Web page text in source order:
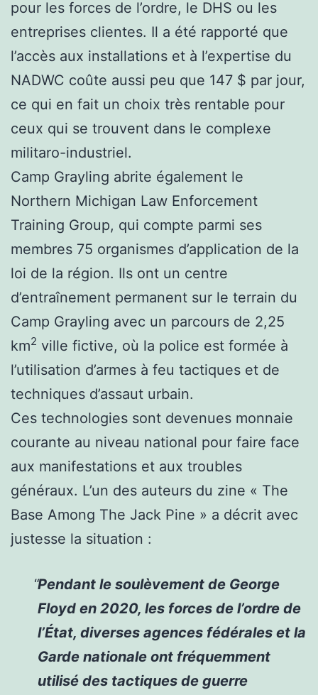
pour les forces de l’ordre, le DHS ou les
entreprises clientes. Il a été rapporté que
l’accès aux installations et à l’expertise du
NADWC coûte aussi peu que 147 $ par jour,
ce qui en fait un choix très rentable pour
ceux qui se trouvent dans le complexe
militaro-industriel.
Camp Grayling abrite également le
Northern Michigan Law Enforcement
Training Group, qui compte parmi ses
membres 75 organismes d’application de la
loi de la région. Ils ont un centre
d’entraînement permanent sur le terrain du
Camp Grayling avec un parcours de 2,25
km2 ville fictive, où la police est formée à
l’utilisation d’armes à feu tactiques et de
techniques d’assaut urbain.
Ces technologies sont devenues monnaie
courante au niveau national pour faire face
aux manifestations et aux troubles
généraux. L’un des auteurs du zine « The
Base Among The Jack Pine » a décrit avec
justesse la situation :
Pendant le soulèvement de George
Floyd en 2020, les forces de l’ordre de
l’État, diverses agences fédérales et la
Garde nationale ont fréquemment
utilisé des tactiques de guerre